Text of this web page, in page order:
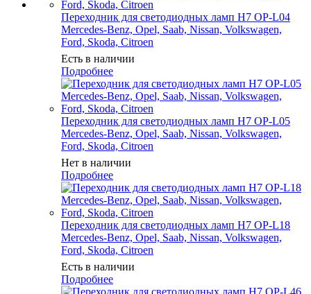
Переходник для светодиодных ламп H7 OP-L04
Mercedes-Benz, Opel, Saab, Nissan, Volkswagen,
Ford, Skoda, Citroen
Есть в наличии
Подробнее
Переходник для светодиодных ламп H7 OP-L05
Mercedes-Benz, Opel, Saab, Nissan, Volkswagen,
Ford, Skoda, Citroen
Нет в наличии
Подробнее
Переходник для светодиодных ламп H7 OP-L18
Mercedes-Benz, Opel, Saab, Nissan, Volkswagen,
Ford, Skoda, Citroen
Есть в наличии
Подробнее